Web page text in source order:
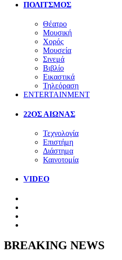
ΠΟΛΙΤΣΜΟΣ
Θέατρο
Μουσική
Χορός
Μουσεία
Σινεμά
Βιβλίο
Εικαστικά
Τηλεόραση
ENTERTAINMENT
22ΟΣ ΑΙΩΝΑΣ
Τεχνολογία
Επιστήμη
Διάστημα
Καινοτομία
VIDEO
BREAKING NEWS